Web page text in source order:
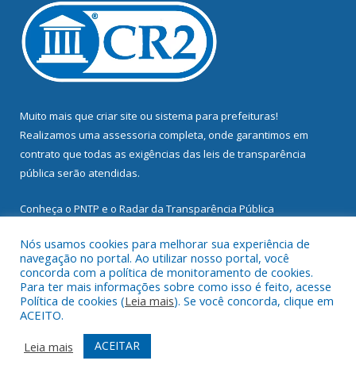
Muito mais que criar site ou sistema para prefeituras!
Realizamos uma assessoria completa, onde garantimos em
contrato que todas as exigências das leis de transparência
pública serão atendidas.
Conheça o PNTP e o Radar da Transparência Pública
Todos os direitos reservados a Prefeitura Municipal de
Mocajuba.
Mapa do Site
Acessar Área Administrativa
Acessar Webmail
Nós usamos cookies para melhorar sua experiência de
navegação no portal. Ao utilizar nosso portal, você
concorda com a política de monitoramento de cookies.
Para ter mais informações sobre como isso é feito, acesse
Política de cookies (Leia mais). Se você concorda, clique em
ACEITO.
Leia mais
ACEITAR